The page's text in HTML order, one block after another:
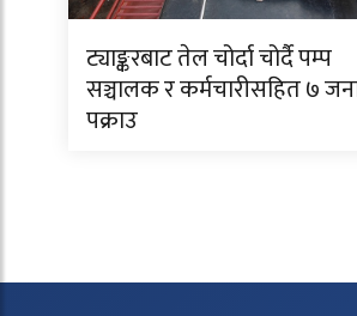
ट्याङ्करबाट तेल चोर्दा चोर्दै पम्प
सञ्चालक र कर्मचारीसहित ७
पक्राउ